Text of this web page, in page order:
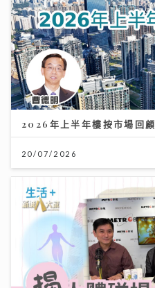
2026年上半年樓按市場回顧
20/07/2026